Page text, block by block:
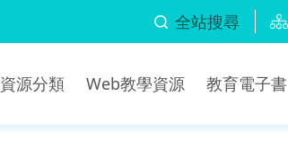
全站搜尋
資源分類 Web教學資源 教育電子書